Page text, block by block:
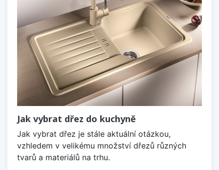
Jak vybrat dřez do kuchyně
Jak vybrat dřez je stále aktuální otázkou,
vzhledem v velikému množství dřezů různých
tvarů a materiálů na trhu.